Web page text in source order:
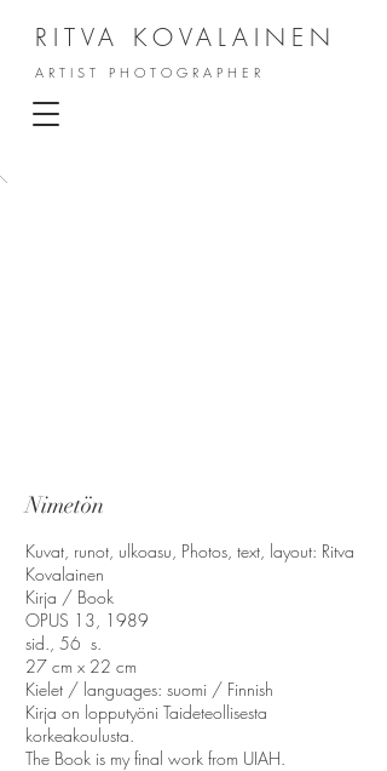
RITVA KOVALAINEN
ARTIST PHOTOGRAPHER
Nimetön
Kuvat, runot, ulkoasu, Photos, text, layout: Ritva
Kovalainen
Kirja / Book
OPUS 13, 1989
sid., 56 s.
27 cm x 22 cm
Kielet / languages: suomi / Finnish
Kirja on lopputyöni Taideteollisesta
korkeakoulusta.
The Book is my final work from UIAH.